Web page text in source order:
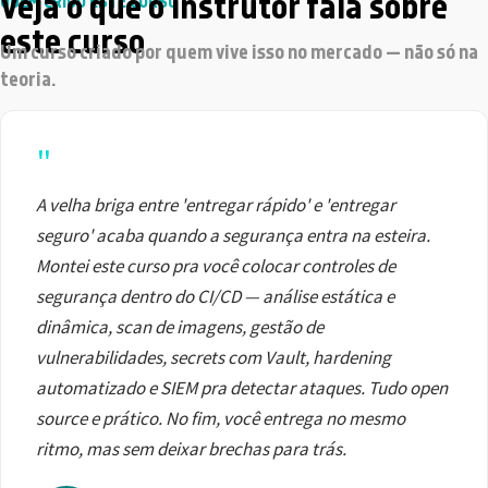
este curso
Um curso criado por quem vive isso no mercado — não só na
teoria.
"
A velha briga entre 'entregar rápido' e 'entregar
seguro' acaba quando a segurança entra na esteira.
Montei este curso pra você colocar controles de
segurança dentro do CI/CD — análise estática e
dinâmica, scan de imagens, gestão de
vulnerabilidades, secrets com Vault, hardening
automatizado e SIEM pra detectar ataques. Tudo open
source e prático. No fim, você entrega no mesmo
ritmo, mas sem deixar brechas para trás.